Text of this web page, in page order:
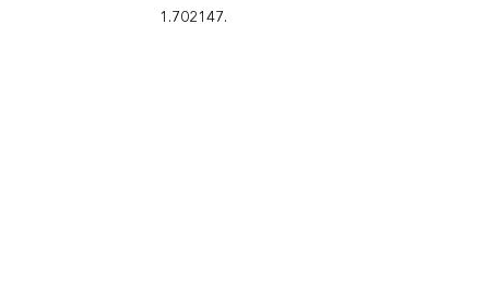
1.702147.12995.00